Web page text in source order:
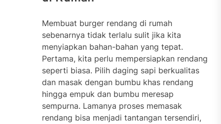
Membuat burger rendang di rumah
sebenarnya tidak terlalu sulit jika kita
menyiapkan bahan-bahan yang tepat.
Pertama, kita perlu mempersiapkan rendang
seperti biasa. Pilih daging sapi berkualitas
dan masak dengan bumbu khas rendang
hingga empuk dan bumbu meresap
sempurna. Lamanya proses memasak
rendang bisa menjadi tantangan tersendiri,